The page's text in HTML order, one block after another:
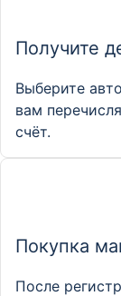
Получите
Выберите
вам
счёт.
Покупка
После